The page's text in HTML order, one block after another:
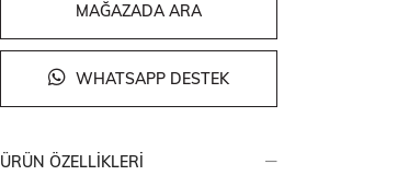
MAĞAZADA ARA
WHATSAPP DESTEK
ÜRÜN ÖZELLIKLERI